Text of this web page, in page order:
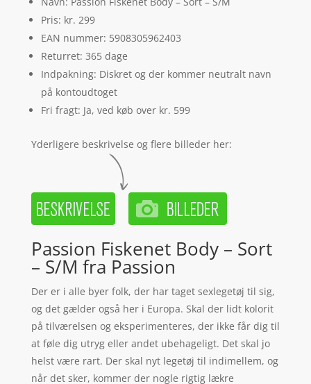
Pris: kr. 299
EAN nummer: 5908305962403
Returret: 365 dage
Indpakning: Diskret og der kommer neutralt navn
på kontoudtoget
Fri fragt: Ja, ved køb over kr. 599
Yderligere beskrivelse og flere billeder her:
Passion Fiskenet Body – Sort
– S/M fra Passion
Der er i alle byer folk, der har taget sexlegetøj til sig,
og det gælder også her i Europa. Skal der lidt kolorit
på tilværelsen og eksperimenteres, der ikke får dig til
at føle dig utryg eller andet ubehageligt. Det skal jo
helst være rart. Der skal nyt legetøj til indimellem, og
når det sker, kommer der nogle rigtig lækre